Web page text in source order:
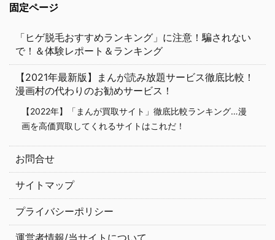
固定ページ
「ヒゲ脱毛おすすめランキング」に注意！騙されない
で！＆体験レポート＆ランキング
【2021年最新版】まんが読み放題サービス徹底比較！
漫画村の代わりのお勧めサービス！
【2022年】「まんが買取サイト」徹底比較ランキング…漫
画を高価買取してくれるサイトはこれだ！
お問合せ
サイトマップ
プライバシーポリシー
運営者情報/当サイトについて